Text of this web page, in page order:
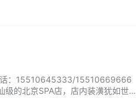
话：15510645333/15510669666
的北京SPA店，店内装潢犹如世外